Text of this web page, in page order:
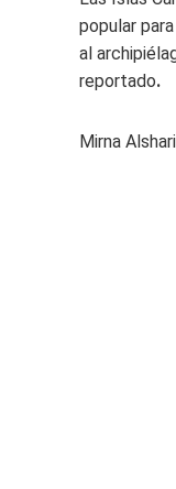
popular
al
reportado.
Mirna